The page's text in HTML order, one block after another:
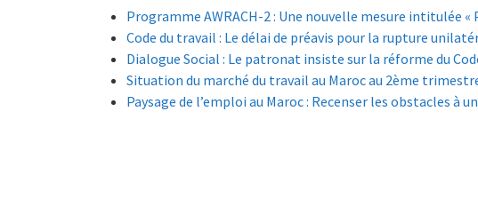
Programme AWRACH-2 : Une nouvelle mesure intitulée «
Code du travail : Le délai de préavis pour la rupture
Dialogue Social : Le patronat insiste sur la réforme du
Situation du marché du travail au Maroc au 2ème
Paysage de l’emploi au Maroc : Recenser les obstacles à